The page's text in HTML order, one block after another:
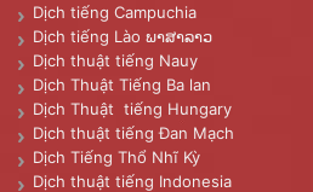
Dịch tiếng Campuchia
Dịch tiếng Lào ພາສາລາວ
Dịch thuật tiếng Nauy
Dịch Thuật Tiếng Ba lan
Dịch Thuật tiếng Hungary
Dịch thuật tiếng Đan Mạch
Dịch Tiếng Thổ Nhĩ Kỳ
Dịch thuật tiếng Indonesia